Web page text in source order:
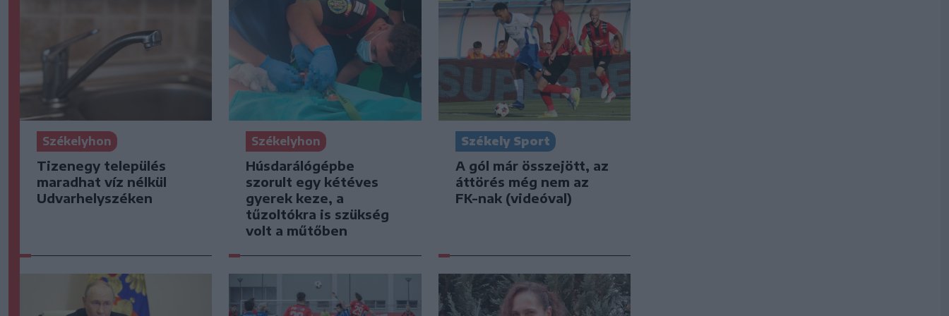
Székelyhon
Tizenegy település
maradhat víz nélkül
Udvarhelyszéken
Székelyhon
Húsdarálógépbe
szorult egy kétéves
gyerek keze, a
tűzoltókra is szükség
volt a műtőben
Székely Sport
A gól már összejött, az
áttörés még nem az
FK-nak (videóval)